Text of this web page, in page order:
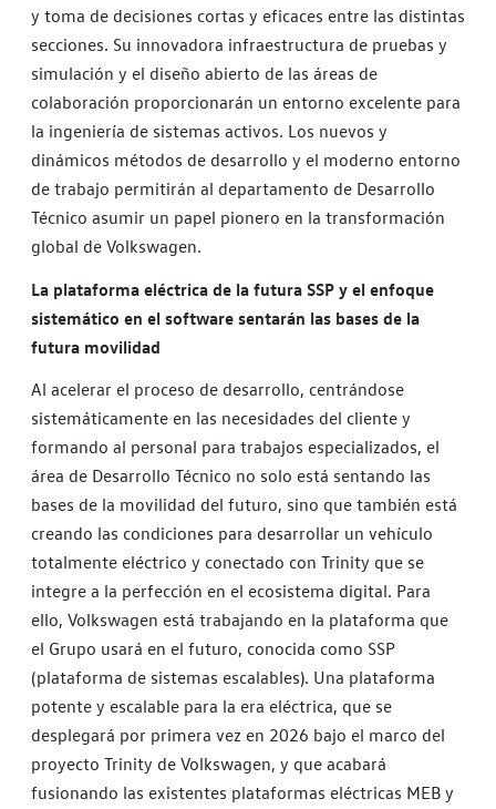
y toma de decisiones cortas y eficaces entre las distintas
secciones. Su innovadora infraestructura de pruebas y
simulación y el diseño abierto de las áreas de
colaboración proporcionarán un entorno excelente para
la ingeniería de sistemas activos. Los nuevos y
dinámicos métodos de desarrollo y el moderno entorno
de trabajo permitirán al departamento de Desarrollo
Técnico asumir un papel pionero en la transformación
global de Volkswagen.
La plataforma eléctrica de la futura SSP y el enfoque
sistemático en el software sentarán las bases de la
futura movilidad
Al acelerar el proceso de desarrollo, centrándose
sistemáticamente en las necesidades del cliente y
formando al personal para trabajos especializados, el
área de Desarrollo Técnico no solo está sentando las
bases de la movilidad del futuro, sino que también está
creando las condiciones para desarrollar un vehículo
totalmente eléctrico y conectado con Trinity que se
integre a la perfección en el ecosistema digital. Para
ello, Volkswagen está trabajando en la plataforma que
el Grupo usará en el futuro, conocida como SSP
(plataforma de sistemas escalables). Una plataforma
potente y escalable para la era eléctrica, que se
desplegará por primera vez en 2026 bajo el marco del
proyecto Trinity de Volkswagen, y que acabará
fusionando las existentes plataformas eléctricas MEB y